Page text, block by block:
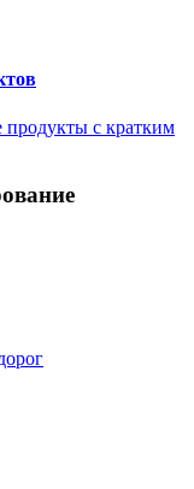
с кратким